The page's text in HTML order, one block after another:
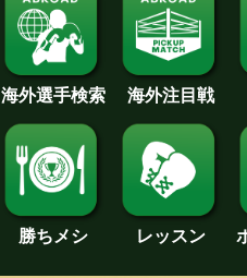
海外選手検索 海外注目戦
勝ちメシ レッスン